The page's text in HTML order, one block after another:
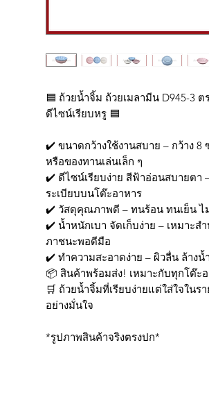
🟦 ถ้วยน้ำจิ้ม ถ้วยเมลามีน D945-3
ดีไซน์เรียบหรู 🟦
✔️ ขนาดกว้างใช้งานสบาย – กว้าง
หรือของทานเล่นเล็ก ๆ
✔️ ดีไซน์เรียบง่าย สีฟ้าอ่อนสบายตา
ระเบียบบนโต๊ะอาหาร
✔️ วัสดุคุณภาพดี – ทนร้อน ทนเย็น ไ
✔️ น้ำหนักเบา จัดเก็บง่าย – เหมาะส
ภาชนะพอดีมือ
✔️ ทำความสะอาดง่าย – ผิวลื่น ล้างน้
📦 สินค้าพร้อมส่ง! เหมาะกับทุกโต๊ะ
🛒 ถ้วยน้ำจิ้มที่เรียบง่ายแต่ใส่ใจในร
อย่างมั่นใจ
*รูปภาพสินค้าจริงตรงปก*